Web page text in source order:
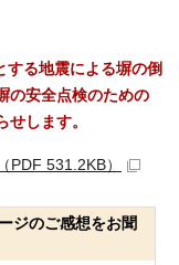
る地震による塀の倒
の安全点検のための
します。
PDF 531.2KB）
ジのご感想をお聞